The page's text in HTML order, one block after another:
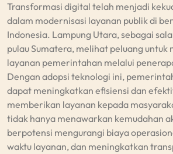
Transformasi digital telah menjadi
dalam modernisasi layanan publik di
Indonesia. Lampung Utara, sebagai
pulau Sumatera, melihat peluang untuk
layanan pemerintahan melalui
Dengan adopsi teknologi ini,
dapat meningkatkan efisiensi dan
memberikan layanan kepada
tidak hanya menawarkan kemudahan
berpotensi mengurangi biaya
waktu layanan, dan meningkatkan